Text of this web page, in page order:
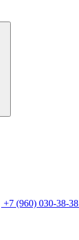
+7 (960) 030-38-38